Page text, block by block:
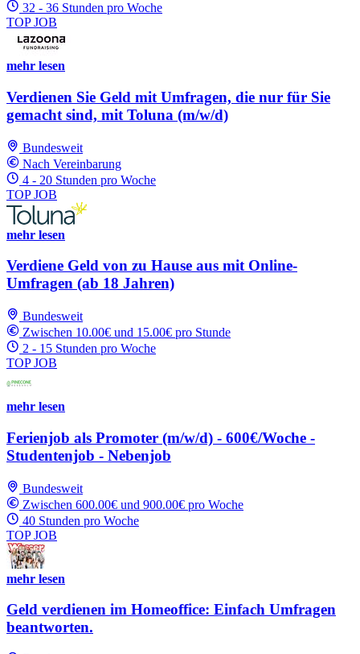
32 - 36 Stunden pro Woche
TOP JOB
mehr lesen
Verdienen Sie Geld mit Umfragen, die nur für Sie
gemacht sind, mit Toluna (m/w/d)
Bundesweit
Nach Vereinbarung
4 - 20 Stunden pro Woche
TOP JOB
mehr lesen
Verdiene Geld von zu Hause aus mit Online-
Umfragen (ab 18 Jahren)
Bundesweit
Zwischen 10.00€ und 15.00€ pro Stunde
2 - 15 Stunden pro Woche
TOP JOB
mehr lesen
Ferienjob als Promoter (m/w/d) - 600€/Woche -
Studentenjob - Nebenjob
Bundesweit
Zwischen 600.00€ und 900.00€ pro Woche
40 Stunden pro Woche
TOP JOB
mehr lesen
Geld verdienen im Homeoffice: Einfach Umfragen
beantworten.